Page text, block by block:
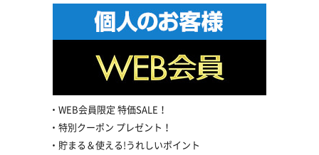
WEB会員限定 特価SALE！
特別クーポン プレゼント！
貯まる＆使える!うれしいポイント